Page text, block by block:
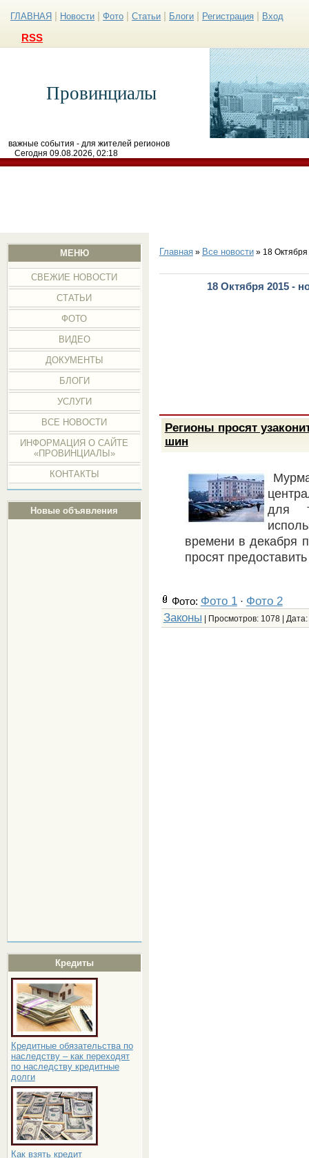
ГЛАВНАЯ Новости Фото Статьи Блоги Регистрация Вход
RSS
Провинциалы
важные события - для жителей регионов
Сегодня 09.08.2026, 02:18
МЕНЮ
СВЕЖИЕ НОВОСТИ
СТАТЬИ
ФОТО
ВИДЕО
ДОКУМЕНТЫ
БЛОГИ
УСЛУГИ
ВСЕ НОВОСТИ
ИНФОРМАЦИЯ О САЙТЕ
«ПРОВИНЦИАЛЫ»
КОНТАКТЫ
Новые объявления
Кредиты
Кредитные обязательства по
наследству – как переходят
по наследству кредитные
долги
Как взять кредит
Главная» Все новости» 18 Октября
18 Октября 2015 -
Регионы просят
шин
для
времени в декабря
просят
Фото: Фото 1· Фото 2
Законы | Просмотров: 1078 | Дата: